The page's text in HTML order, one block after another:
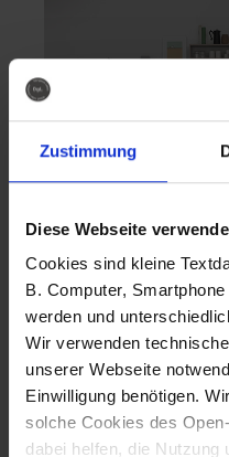
Zustimmung
Diese Webseite
Cookies sind kleine
B. Computer,
werden und
Wir verwenden
unserer Webseite
Einwilligung benötigen.
solche Cookies des
dabei helfen, die Nutzung
Fotografo: Lorenz
Sternbach
Download